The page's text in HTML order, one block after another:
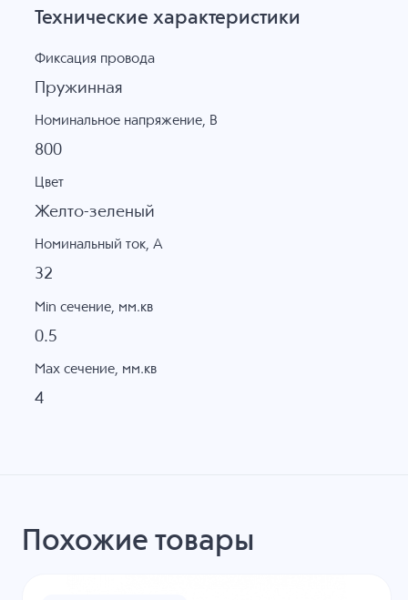
Технические характеристики
Фиксация провода
Пружинная
Номинальное напряжение, B
800
Цвет
Желто-зеленый
Номинальный ток, А
32
Min сечение, мм.кв
0.5
Max сечение, мм.кв
4
Похожие товары